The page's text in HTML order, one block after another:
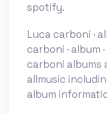
spotify.
Luca carboni ·
carboni · album
carboni albums
allmusic
album